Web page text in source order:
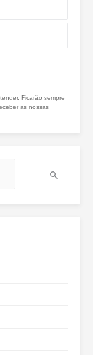
Ficarão sempre
as nossas